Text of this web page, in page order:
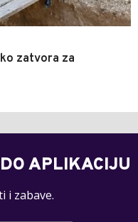
zatvora za
APLIKACIJU
i zabave.